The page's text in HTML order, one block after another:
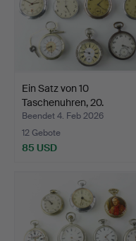
Ein Satz von 10
Taschenuhren, 20.
Jahrhund…
Beendet 4. Feb 2026
12 Gebote
85 USD